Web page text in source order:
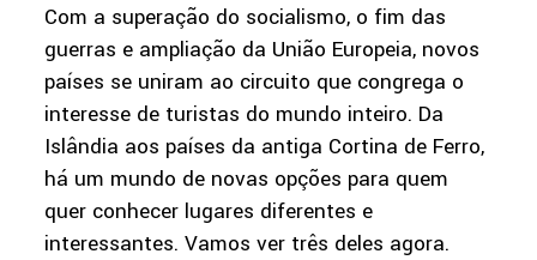
Com a superação do socialismo, o fim das
guerras e ampliação da União Europeia, novos
países se uniram ao circuito que congrega o
interesse de turistas do mundo inteiro. Da
Islândia aos países da antiga Cortina de Ferro,
há um mundo de novas opções para quem
quer conhecer lugares diferentes e
interessantes. Vamos ver três deles agora.